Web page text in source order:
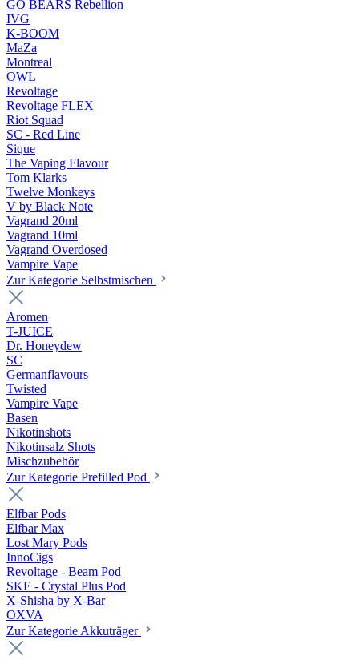
GO BEARS Rebellion
IVG
K-BOOM
MaZa
Montreal
OWL
Revoltage
Revoltage FLEX
Riot Squad
SC - Red Line
Sique
The Vaping Flavour
Tom Klarks
Twelve Monkeys
V by Black Note
Vagrand 20ml
Vagrand 10ml
Vagrand Overdosed
Vampire Vape
Zur Kategorie Selbstmischen
Aromen
T-JUICE
Dr. Honeydew
SC
Germanflavours
Twisted
Vampire Vape
Basen
Nikotinshots
Nikotinsalz Shots
Mischzubehör
Zur Kategorie Prefilled Pod
Elfbar Pods
Elfbar Max
Lost Mary Pods
InnoCigs
Revoltage - Beam Pod
SKE - Crystal Plus Pod
X-Shisha by X-Bar
OXVA
Zur Kategorie Akkuträger